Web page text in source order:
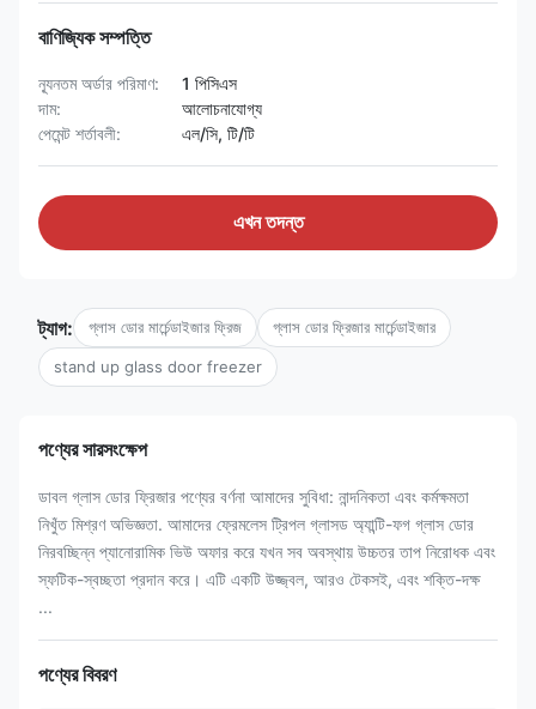
বাণিজ্যিক সম্পত্তি
ন্যূনতম অর্ডার পরিমাণ:
1 পিসিএস
দাম:
আলোচনাযোগ্য
পেমেন্ট শর্তাবলী:
এল/সি, টি/টি
এখন তদন্ত
ট্যাগ: গ্লাস ডোর মার্চেন্ডাইজার ফ্রিজ গ্লাস ডোর ফ্রিজার মার্চেন্ডাইজার
stand up glass door freezer
পণ্যের সারসংক্ষেপ
ডাবল গ্লাস ডোর ফ্রিজার পণ্যের বর্ণনা আমাদের সুবিধা: নান্দনিকতা এবং কর্মক্ষমতা
নিখুঁত মিশ্রণ অভিজ্ঞতা. আমাদের ফ্রেমলেস ট্রিপল গ্লাসড অ্যান্টি-ফগ গ্লাস ডোর
নিরবচ্ছিন্ন প্যানোরামিক ভিউ অফার করে যখন সব অবস্থায় উচ্চতর তাপ নিরোধক এবং
স্ফটিক-স্বচ্ছতা প্রদান করে। এটি একটি উজ্জ্বল, আরও টেকসই, এবং শক্তি-দক্ষ
...
পণ্যের বিবরণ